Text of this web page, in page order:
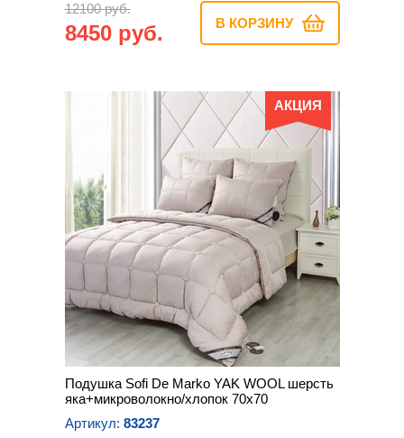
12100 руб.
8450 руб. В КОРЗИНУ
АКЦИЯ
Подушка Sofi De Marko YAK WOOL шерсть
яка+микроволокно/хлопок 70х70
Артикул: 83237